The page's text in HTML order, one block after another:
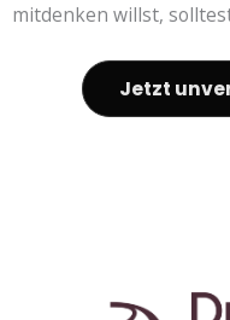
mitdenken willst,
Jetzt